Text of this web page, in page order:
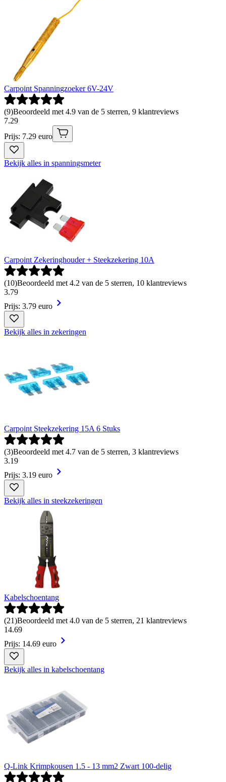
Carpoint Spanningzoeker 6V-24V
(9)Beoordeeld met 4.9 van de 5 sterren, 9 klantreviews
7.29
Prijs: 7.29 euro
Bekijk alles in spanningsmeter
Carpoint Zekeringhouder + Steekzekering 10A
(10)Beoordeeld met 4.2 van de 5 sterren, 10 klantreviews
3.79
Prijs: 3.79 euro
Bekijk alles in zekeringen
Carpoint Steekzekering 15A 6 Stuks
(3)Beoordeeld met 4.7 van de 5 sterren, 3 klantreviews
3.19
Prijs: 3.19 euro
Bekijk alles in steekzekeringen
Kabelschoentang
(21)Beoordeeld met 4.0 van de 5 sterren, 21 klantreviews
14.69
Prijs: 14.69 euro
Bekijk alles in kabelschoentang
Q-Link Krimpkousen 1.5 - 13 mm2 Zwart 100-delig